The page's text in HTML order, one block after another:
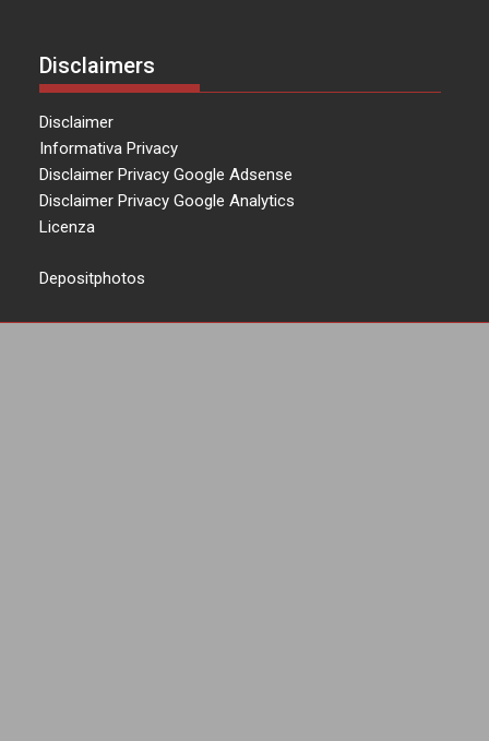
Disclaimers
Disclaimer
Informativa Privacy
Disclaimer Privacy Google Adsense
Disclaimer Privacy Google Analytics
Licenza
Depositphotos